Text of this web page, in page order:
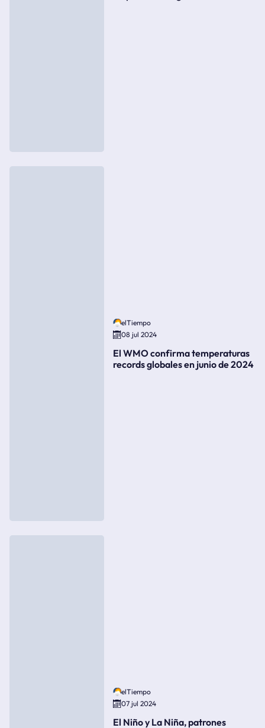
elTiempo
08 jul 2024
El WMO confirma temperaturas
records globales en junio de 2024
elTiempo
07 jul 2024
El Niño y La Niña, patrones